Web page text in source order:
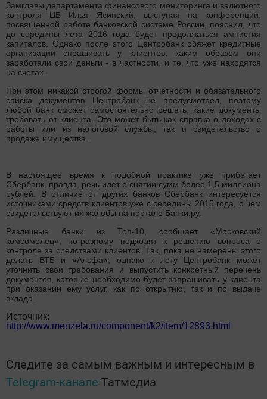
Замглавы департамента финансового мониторинга и валютного
контроля ЦБ Илья Ясинский, выступая на конференции,
посвященной работе банковской системе России, пояснил, что
до середины лета 2016 года будет продолжаться амнистия
капиталов. Однако после этого Центробанк обяжет кредитные
организации спрашивать у клиентов, каким образом они
заработали свои деньги - в частности, и те, что уже находятся
на счетах.
При этом никакой строгой формы отчетности и обязательного
списка документов Центробанк не предусмотрел, поэтому
любой банк сможет самостоятельно решать, какие документы
требовать от клиента. Это может быть как справка о доходах с
работы или из налоговой службы, так и свидетельство о
продаже имущества.
В настоящее время к подобной практике уже прибегает
Сбербанк, правда, речь идет о снятии сумм более 1,5 миллиона
рублей. В отличие от других банков Сбербанк интересуется
источниками средств клиентов уже с середины 2015 года, о чем
свидетельствуют их жалобы на портале Банки.ру.
Различные банки из Топ-10, сообщает «Московский
комсомолец», по-разному подходят к решению вопроса о
контроле за средствами клиентов. Так, пока не намерены этого
делать ВТБ и «Альфа», однако к лету Центробанк может
уточнить свои требования и выпустить конкретный перечень
документов, которые необходимо будет запрашивать у клиента
при оказании ему услуг, как по открытию, так и по выдаче
вклада.
Источник:
http://www.menzela.ru/component/k2/item/12893.html
Следите за самым важным и интересным в
Telegram-канале Татмедиа